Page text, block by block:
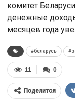
комитет
денежные
месяцев года
#беларусь
0
11
Поделится